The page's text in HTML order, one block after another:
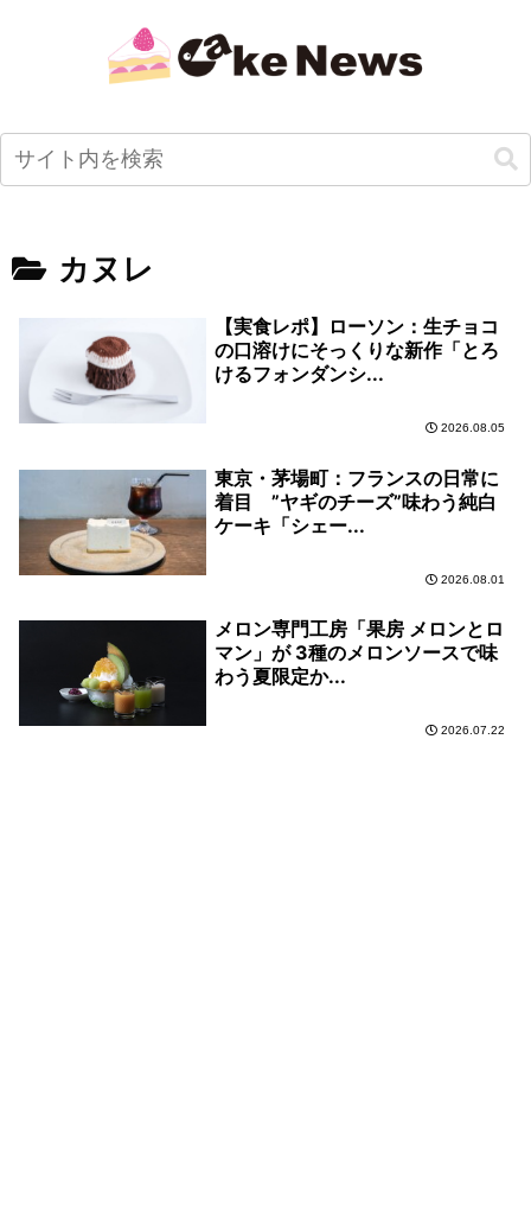
カヌレ
【実食レポ】ローソン：生チョコ
の口溶けにそっくりな新作「とろ
けるフォンダンシ...
2026.08.05
東京・茅場町：フランスの日常に
着目 ”ヤギのチーズ”味わう純白
ケーキ「シェー...
2026.08.01
メロン専門工房「果房 メロンとロ
マン」が 3種のメロンソースで味
わう夏限定か...
2026.07.22